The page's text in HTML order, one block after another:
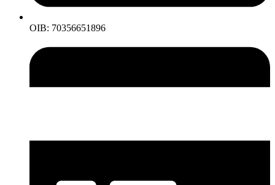
OIB: 70356651896